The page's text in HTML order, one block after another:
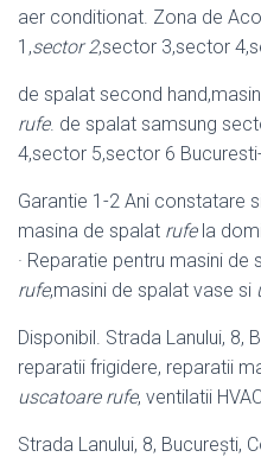
aer conditionat. Zona de
1,sector 2,sector 3,sector
de spalat second
rufe. de spalat samsung
4,sector 5,sector 6
Garantie 1-2 Ani constatare
masina de spalat rufela
· Reparatie pentru masini de
rufe,masini de spalat vase si
Disponibil. Strada Lanului, 8,
reparatii frigidere, reparatii
uscatoare rufe, ventilatii
Strada Lanului, 8, București,